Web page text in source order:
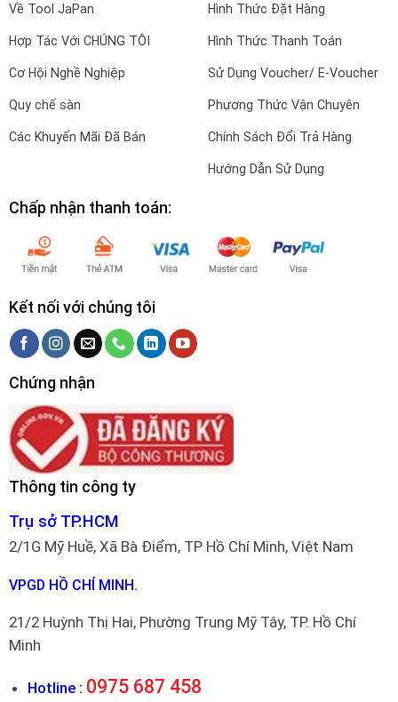
Về Tool JaPan
Hợp Tác Với CHÚNG TÔI
Cơ Hội Nghề Nghiệp
Quy chế sàn
Các Khuyến Mãi Đã Bán
Hình Thức Đặt Hàng
Hình Thức Thanh Toán
Sử Dụng Voucher/ E-Voucher
Phương Thức Vận Chuyên
Chính Sách Đổi Trả Hàng
Hướng Dẫn Sử Dụng
Chấp nhận thanh toán:
Kết nối với chúng tôi
Chứng nhận
Thông tin công ty
Trụ sở TP.HCM
2/1G Mỹ Huề, Xã Bà Điểm, TP Hồ Chí Minh, Việt Nam
VPGD HỒ CHÍ MINH.
21/2 Huỳnh Thị Hai, Phường Trung Mỹ Tây, TP. Hồ Chí
Minh
Hotline : 0975 687 458